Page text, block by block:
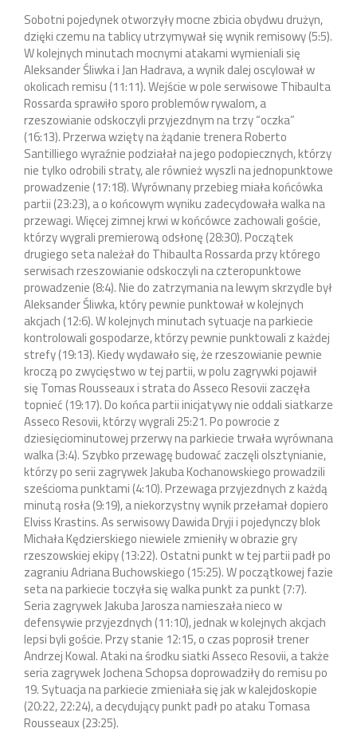
Sobotni pojedynek otworzyły mocne zbicia obydwu drużyn,
dzięki czemu na tablicy utrzymywał się wynik remisowy (5:5).
W kolejnych minutach mocnymi atakami wymieniali się
Aleksander Śliwka i Jan Hadrava, a wynik dalej oscylował w
okolicach remisu (11:11). Wejście w pole serwisowe Thibaulta
Rossarda sprawiło sporo problemów rywalom, a
rzeszowianie odskoczyli przyjezdnym na trzy “oczka”
(16:13). Przerwa wzięty na żądanie trenera Roberto
Santilliego wyraźnie podziałał na jego podopiecznych, którzy
nie tylko odrobili straty, ale również wyszli na jednopunktowe
prowadzenie (17:18). Wyrównany przebieg miała końcówka
partii (23:23), a o końcowym wyniku zadecydowała walka na
przewagi. Więcej zimnej krwi w końcówce zachowali goście,
którzy wygrali premierową odsłonę (28:30). Początek
drugiego seta należał do Thibaulta Rossarda przy którego
serwisach rzeszowianie odskoczyli na czteropunktowe
prowadzenie (8:4). Nie do zatrzymania na lewym skrzydle był
Aleksander Śliwka, który pewnie punktował w kolejnych
akcjach (12:6). W kolejnych minutach sytuacje na parkiecie
kontrolowali gospodarze, którzy pewnie punktowali z każdej
strefy (19:13). Kiedy wydawało się, że rzeszowianie pewnie
kroczą po zwycięstwo w tej partii, w polu zagrywki pojawił
się Tomas Rousseaux i strata do Asseco Resovii zaczęła
topnieć (19:17). Do końca partii inicjatywy nie oddali siatkarze
Asseco Resovii, którzy wygrali 25:21. Po powrocie z
dziesięciominutowej przerwy na parkiecie trwała wyrównana
walka (3:4). Szybko przewagę budować zaczęli olsztynianie,
którzy po serii zagrywek Jakuba Kochanowskiego prowadzili
sześcioma punktami (4:10). Przewaga przyjezdnych z każdą
minutą rosła (9:19), a niekorzystny wynik przełamał dopiero
Elviss Krastins. As serwisowy Dawida Dryji i pojedynczy blok
Michała Kędzierskiego niewiele zmieniły w obrazie gry
rzeszowskiej ekipy (13:22). Ostatni punkt w tej partii padł po
zagraniu Adriana Buchowskiego (15:25). W początkowej fazie
seta na parkiecie toczyła się walka punkt za punkt (7:7).
Seria zagrywek Jakuba Jarosza namieszała nieco w
defensywie przyjezdnych (11:10), jednak w kolejnych akcjach
lepsi byli goście. Przy stanie 12:15, o czas poprosił trener
Andrzej Kowal. Ataki na środku siatki Asseco Resovii, a także
seria zagrywek Jochena Schopsa doprowadziły do remisu po
19. Sytuacja na parkiecie zmieniała się jak w kalejdoskopie
(20:22, 22:24), a decydujący punkt padł po ataku Tomasa
Rousseaux (23:25).